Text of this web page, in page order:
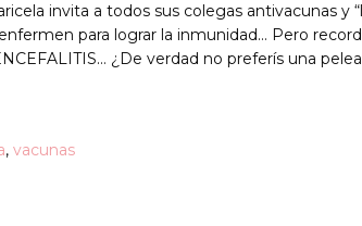
invita a todos sus colegas antivacunas y
para lograr la inmunidad… Pero
¿De verdad no preferís una pelea
, vacunas